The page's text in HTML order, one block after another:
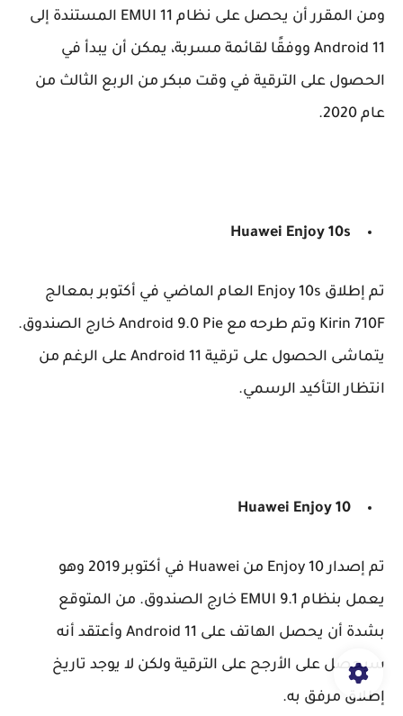
ومن المقرر أن يحصل على نظام EMUI 11 المستندة إلى
Android 11 ووفقًا لقائمة مسربة، يمكن أن يبدأ في
الحصول على الترقية في وقت مبكر من الربع الثالث من
عام 2020.
Huawei Enjoy 10s
تم إطلاق Enjoy 10s العام الماضي في أكتوبر بمعالج
Kirin 710F وتم طرحه مع Android 9.0 Pie خارج الصندوق.
يتماشى الحصول على ترقية Android 11 على الرغم من
انتظار التأكيد الرسمي.
Huawei Enjoy 10
تم إصدار Enjoy 10 من Huawei في أكتوبر 2019 وهو
يعمل بنظام EMUI 9.1 خارج الصندوق. من المتوقع
بشدة أن يحصل الهاتف على Android 11 وأعتقد أنه
سيحصل على الأرجح على الترقية ولكن لا يوجد تاريخ
إطلاق مرفق به.